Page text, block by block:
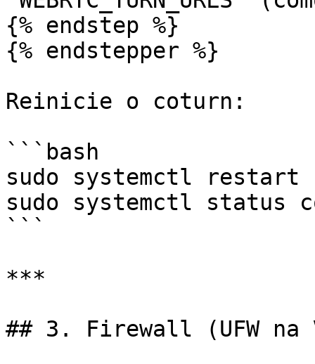
{% endstep %}
{% endstepper %}
Reinicie o coturn:
```bash
sudo systemctl restart
sudo systemctl status
```
***
## 3. Firewall (UFW na